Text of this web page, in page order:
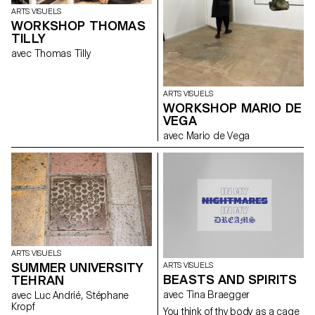
concert exceptionnel donnant
la part belle au Brésil et aux
guitares électriques.
ARTS VISUELS
WORKSHOP THOMAS
TILLY
avec Thomas Tilly
ARTS VISUELS
WORKSHOP MARIO DE
VEGA
avec Mario de Vega
ARTS VISUELS
SUMMER UNIVERSITY
TEHRAN
avec Luc Andrié, Stéphane
Kropf
ARTS VISUELS
BEASTS AND SPIRITS
avec Tina Braegger
You think of thy body as a cage